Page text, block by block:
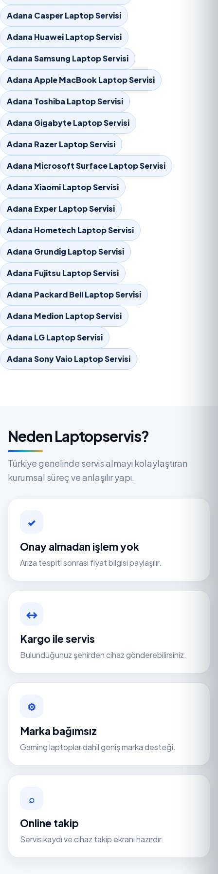
Adana Casper Laptop Servisi
Adana Huawei Laptop Servisi
Adana Samsung Laptop Servisi
Adana Apple MacBook Laptop Servisi
Adana Toshiba Laptop Servisi
Adana Gigabyte Laptop Servisi
Adana Razer Laptop Servisi
Adana Microsoft Surface Laptop Servisi
Adana Xiaomi Laptop Servisi
Adana Exper Laptop Servisi
Adana Hometech Laptop Servisi
Adana Grundig Laptop Servisi
Adana Fujitsu Laptop Servisi
Adana Packard Bell Laptop Servisi
Adana Medion Laptop Servisi
Adana LG Laptop Servisi
Adana Sony Vaio Laptop Servisi
Neden Laptopservis?
Türkiye genelinde servis almayı kolaylaştıran
kurumsal süreç ve anlaşılır yapı.
✓
Onay almadan işlem yok
Arıza tespiti sonrası fiyat bilgisi paylaşılır.
↔
Kargo ile servis
Bulunduğunuz şehirden cihaz gönderebilirsiniz.
⚙
Marka bağımsız
Gaming laptoplar dahil geniş marka desteği.
⌕
Online takip
Servis kaydı ve cihaz takip ekranı hazırdır.